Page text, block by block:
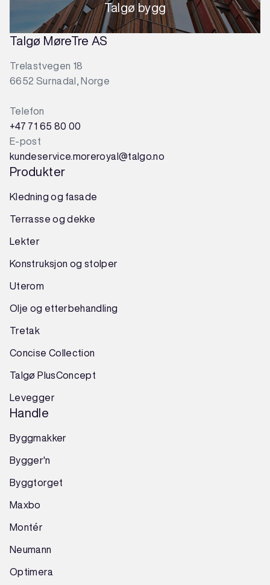
Talgø bygg
Talgø MøreTre AS
Trelastvegen 18
6652 Surnadal, Norge
Telefon
+47 71 65 80 00
E-post
kundeservice.moreroyal@talgo.no
Produkter
Kledning og fasade
Terrasse og dekke
Lekter
Konstruksjon og stolper
Uterom
Olje og etterbehandling
Tretak
Concise Collection
Talgø PlusConcept
Levegger
Handle
Byggmakker
Bygger'n
Byggtorget
Maxbo
Montér
Neumann
Optimera